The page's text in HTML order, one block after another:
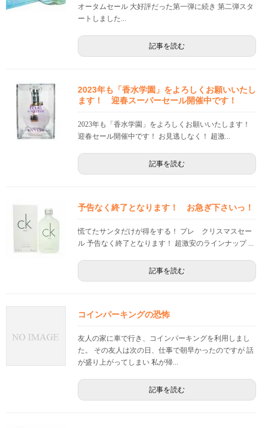
オータムセール 大好評だった第一弾に続き 第二弾スタ
ートしました...
記事を読む
2023年も「香水学園」をよろしくお願いいたし
ます！ 迎春スーパーセール開催中です！
2023年も「香水学園」をよろしくお願いいたします！
迎春セール開催中です！ お見逃しなく！ 超激...
記事を読む
予告なく終了となります！ お急ぎ下さいっ！
慌てたサンタだけが得をする！ プレ クリスマスセー
ル 予告なく終了となります！ 超激安のラインナップ ...
記事を読む
コインパーキングの恐怖
友人の家に車で行き、コインパーキングを利用しまし
た。 その友人は次の日、仕事で朝早かったのですが 話
が盛り上がってしまい 私が帰...
記事を読む